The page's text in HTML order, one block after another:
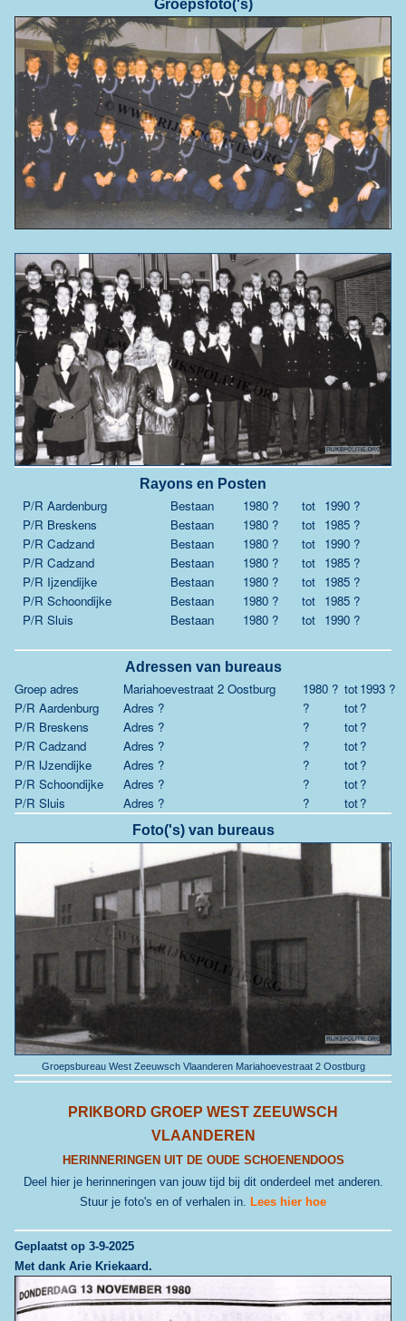
Groepsfoto('s)
Rayons en Posten
P/R Aardenburg Bestaan 1980 ? tot
1990 ?
P/R Breskens
Bestaan 1980 ? tot
1985 ?
P/R Cadzand
Bestaan 1980 ? tot
1990 ?
P/R Cadzand
Bestaan 1980 ? tot
1985 ?
P/R Ijzendijke
Bestaan 1980 ? tot
1985 ?
P/R Schoondijke
Bestaan 1980 ? tot
1985 ?
P/R Sluis
Bestaan 1980 ? tot 1990 ?
Adressen van bureaus
Groep adres Mariahoevestraat 2 Oostburg 1980 ? tot1993 ?
P/R Aardenburg
Adres ? ? tot?
P/R Breskens
Adres ? ? tot?
P/R Cadzand
Adres ? ? tot?
P/R IJzendijke
Adres ? ? tot?
P/R Schoondijke
Adres ? ? tot?
P/R Sluis
Adres ? ? tot?
Foto('s) van bureaus
Groepsbureau West Zeeuwsch Vlaanderen Mariahoevestraat 2 Oostburg
PRIKBORD GROEP WEST ZEEUWSCH
VLAANDEREN
HERINNERINGEN UIT DE OUDE SCHOENENDOOS
Deel hier je herinneringen van jouw tijd bij dit onderdeel met anderen.
Stuur je foto's en of verhalen in. Lees hier hoe
Geplaatst op 3-9-2025
Met dank Arie Kriekaard.